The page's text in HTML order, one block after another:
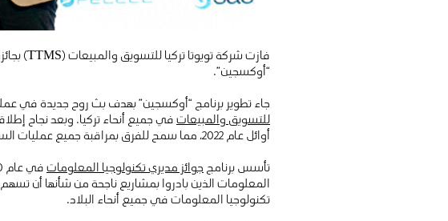
“أوكسجين”.
جاء تطوير برنامج “أوكسجين” بهدف بث روح جديدة في
للتسويق والمبيعاتفي جميع أنحاء تركيا. وبعد نجاح
أوائل عام 2022، مما سمح للفرق بمراقبة جميع عمليات السيارات المستعملة والتحكم فيها والترويج لها في جميع أنحاء الشبكة.
تأسس برنامج جوائز مديري تكنولوجيا المعلوماتفي عام 2010، برعاية مجموعة
المعلومات الذين بادروا بمشاريع ناجحة من شأنها أن
تكنولوجيا المعلومات في جميع أنحاء البلاد.